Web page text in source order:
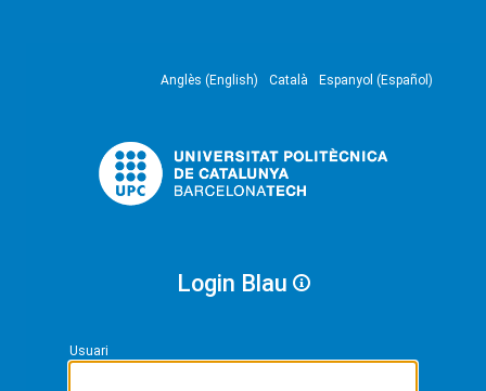
Anglès (English) Català Espanyol (Español)
Login Blau
Usuari